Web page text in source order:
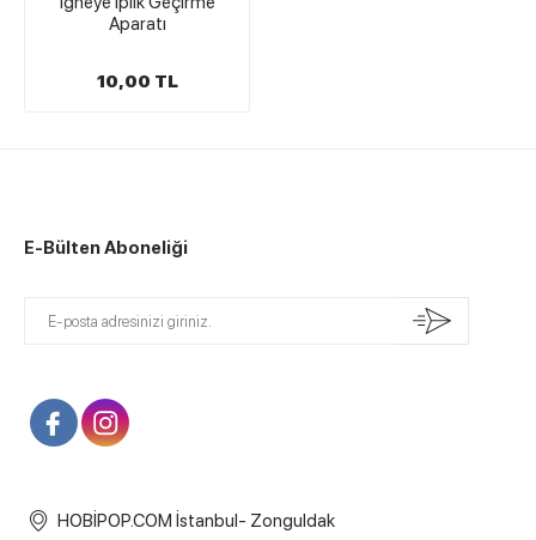
Aparatı
10,00 TL
E-Bülten Aboneliği
HOBİPOP.COM İstanbul- Zonguldak